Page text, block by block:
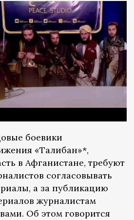
боевики
«Талибан»*,
в Афганистане, требуют
согласовывать
а за публикацию
журналистам
Об этом говорится